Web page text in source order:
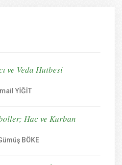
YİĞİT
ve Veda Hutbesi
BÖKE
Hac ve Kurban